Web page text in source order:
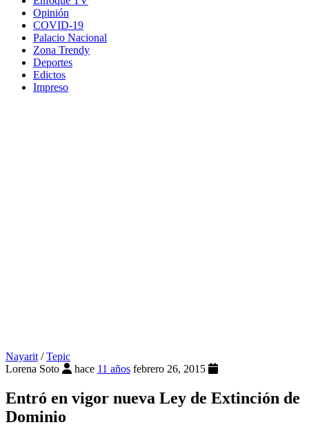
Opinión
COVID-19
Palacio Nacional
Zona Trendy
Deportes
Edictos
Impreso
Nayarit/Tepic
Lorena Soto
hace 11 años febrero 26, 2015
Entró en vigor nueva Ley de Extinción de
Dominio